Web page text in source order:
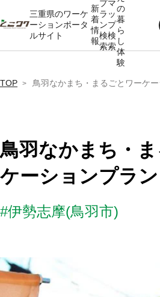
三重県のワーケ
ーションポータ
ルサイト
新
着
情
報
プ
ラ
ン
検
索
マ
ッ
プ
検
索
の
暮
ら
し
体
験
TOP 鳥羽なかまち・まるごとワーケー
鳥羽なかまち・
ケーションプラン
#伊勢志摩(鳥羽市)